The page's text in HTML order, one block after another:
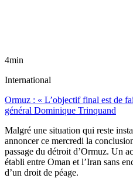
4min
International
Ormuz : « L’objectif final est de
général Dominique Trinquand
Malgré une situation qui reste
annoncer ce mercredi la
passage du détroit d’Ormuz. Un
établi entre Oman et l’Iran sans
d’un droit de péage.